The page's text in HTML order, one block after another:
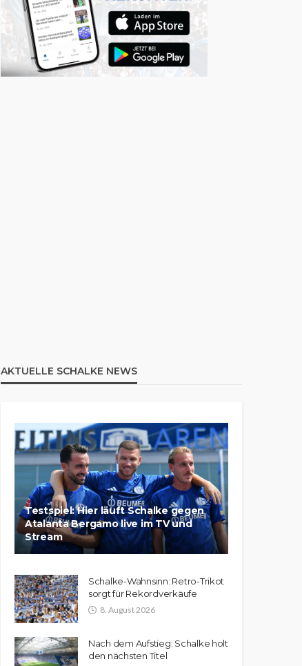
AKTUELLE SCHALKE NEWS
Testspiel: Hier läuft Schalke gegen
Atalanta Bergamo live im TV und
Stream
Schalke-Wahnsinn: Retro-Trikot
sorgt für Rekordverkäufe
8. August 2026
Nach dem Aufstieg: Schalke holt
den nächsten Titel